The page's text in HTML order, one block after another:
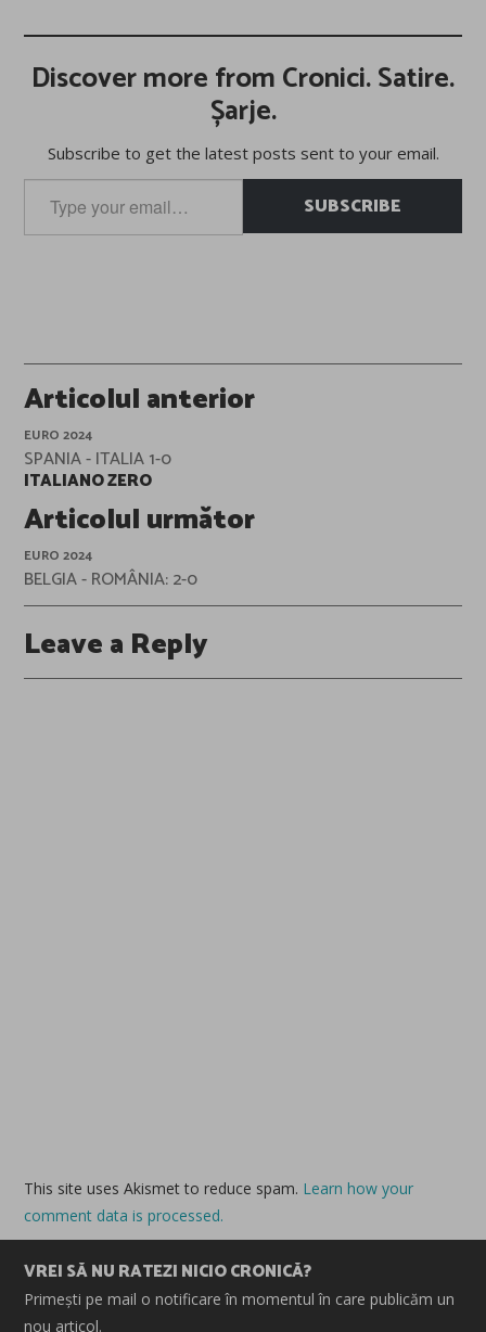
Discover more from Cronici. Satire.
Șarje.
Subscribe to get the latest posts sent to your email.
your
email…
SUBSCRIBE
Post
navigation
Articolul anterior
EURO 2024
SPANIA - ITALIA 1-0
ITALIANO ZERO
Articolul următor
EURO 2024
BELGIA - ROMÂNIA: 2-0
Leave a Reply
This site uses Akismet to reduce spam. Learn how your
comment data is processed.
VREI SĂ NU RATEZI NICIO CRONICĂ?
Primești pe mail o notificare în momentul în care publicăm un
nou articol.